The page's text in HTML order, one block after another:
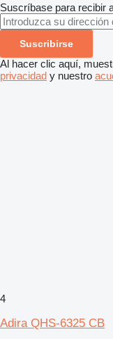
Suscríbase para recibir
Suscribirse
Al hacer clic aquí,
privacidad y nuestro
4
Adira QHS-6325 CB